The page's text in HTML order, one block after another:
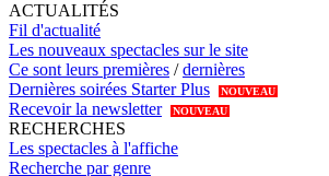
ACTUALITÉS
Fil d'actualité
Les nouveaux spectacles sur le site
Ce sont leurs premières /dernières
Dernières soirées Starter Plus
NOUVEAU
Recevoir la newsletter NOUVEAU
RECHERCHES
Les spectacles à l'affiche
Recherche par genre